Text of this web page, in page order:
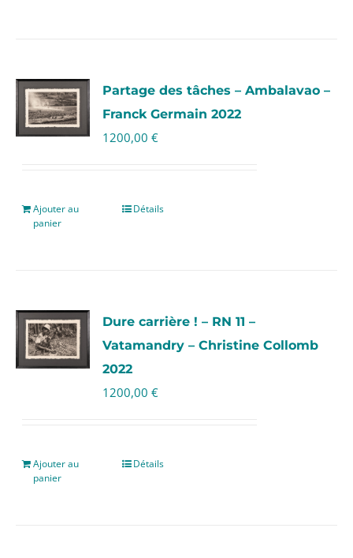
Partage des tâches – Ambalavao –
Franck Germain 2022
1200,00€
Ajouter au
panier
Détails
Dure carrière ! – RN 11 –
Vatamandry – Christine Collomb
2022
1200,00€
Ajouter au
panier
Détails